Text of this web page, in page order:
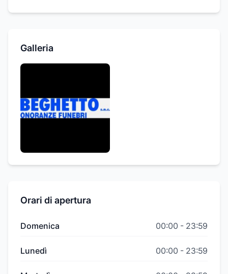
Galleria
Orari di apertura
Domenica 00:00 - 23:59
Lunedì 00:00 - 23:59